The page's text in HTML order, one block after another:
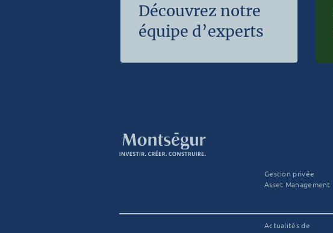
Découvrez notre
équipe d’experts
Gestion privée
Asset Management
Actualités de